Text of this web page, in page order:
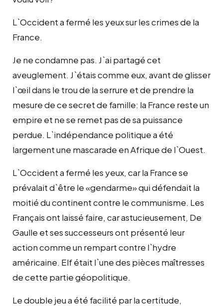
L`Occident a fermé les yeux sur les crimes de la
France.
Je ne condamne pas. J`ai partagé cet
aveuglement. J`étais comme eux, avant de glisser
l`œil dans le trou de la serrure et de prendre la
mesure de ce secret de famille: la France reste un
empire et ne se remet pas de sa puissance
perdue. L`indépendance politique a été
largement une mascarade en Afrique de l`Ouest.
L`Occident a fermé les yeux, car la France se
prévalait d`être le «gendarme» qui défendait la
moitié du continent contre le communisme. Les
Français ont laissé faire, car astucieusement, De
Gaulle et ses successeurs ont présenté leur
action comme un rempart contre l`hydre
américaine. Elf était l`une des pièces maîtresses
de cette partie géopolitique.
Le double jeu a été facilité par la certitude,